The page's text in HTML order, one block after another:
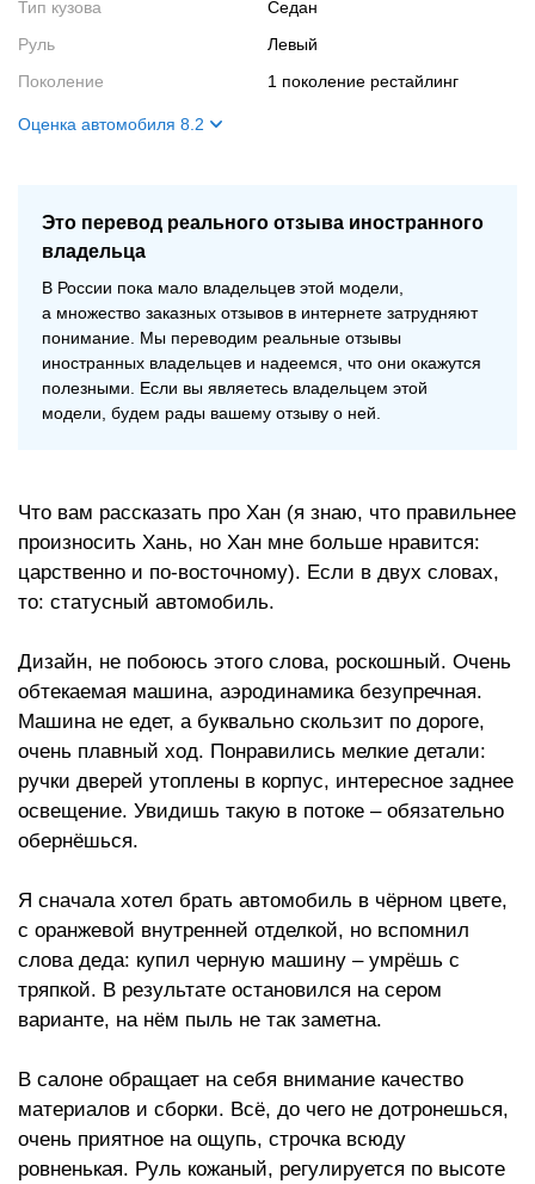
Тип кузова
Седан
Руль
Левый
Поколение
1 поколение рестайлинг
Оценка автомобиля 8.2
Двигатель
9
Это перевод реального отзыва иностранного
владельца
В России пока мало владельцев этой модели,
а множество заказных отзывов в интернете затрудняют
понимание. Мы переводим реальные отзывы
иностранных владельцев и надеемся, что они окажутся
полезными. Если вы являетесь владельцем этой
модели, будем рады вашему отзыву о ней.
Что вам рассказать про Хан (я знаю, что правильнее
произносить Хань, но Хан мне больше нравится:
царственно и по-восточному). Если в двух словах,
то: статусный автомобиль.
Дизайн, не побоюсь этого слова, роскошный. Очень
обтекаемая машина, аэродинамика безупречная.
Машина не едет, а буквально скользит по дороге,
очень плавный ход. Понравились мелкие детали:
ручки дверей утоплены в корпус, интересное заднее
освещение. Увидишь такую в потоке – обязательно
обернёшься.
Я сначала хотел брать автомобиль в чёрном цвете,
с оранжевой внутренней отделкой, но вспомнил
слова деда: купил черную машину – умрёшь с
тряпкой. В результате остановился на сером
варианте, на нём пыль не так заметна.
В салоне обращает на себя внимание качество
материалов и сборки. Всё, до чего не дотронешься,
очень приятное на ощупь, строчка всюду
ровненькая. Руль кожаный, регулируется по высоте